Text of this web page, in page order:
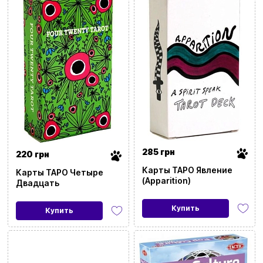
Сбросить все фильтры
Цена
20 9999
Категория
220 грн
Карты ТАРО Четыре
Двадцать
Купить
285 грн
Карты ТАРО Явление
(Apparition)
Купить